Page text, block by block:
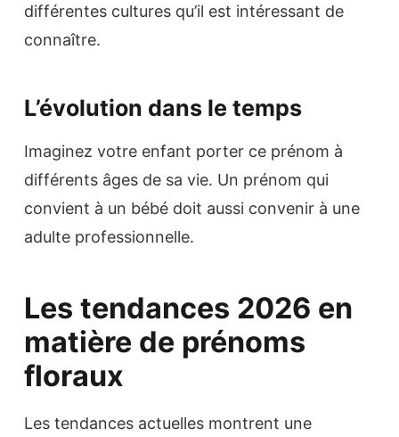
différentes cultures qu’il est intéressant de
connaître.
L’évolution dans le temps
Imaginez votre enfant porter ce prénom à
différents âges de sa vie. Un prénom qui
convient à un bébé doit aussi convenir à une
adulte professionnelle.
Les tendances 2026 en
matière de prénoms
floraux
Les tendances actuelles montrent une